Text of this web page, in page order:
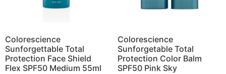
Colorescience
Sunforgettable Total
Protection Face Shield
Flex SPF50 Medium 55ml
Colorescience
Sunforgetable Total
Protection Color Balm
SPF50 Pink Sky